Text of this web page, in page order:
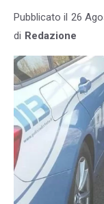
Pubblicato il 26
di Redazione